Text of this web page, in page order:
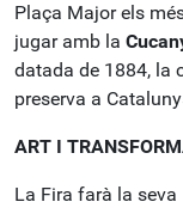
Plaça Major els
jugar amb la
datada de 1884, la
preserva a
ART I
La Fira farà la